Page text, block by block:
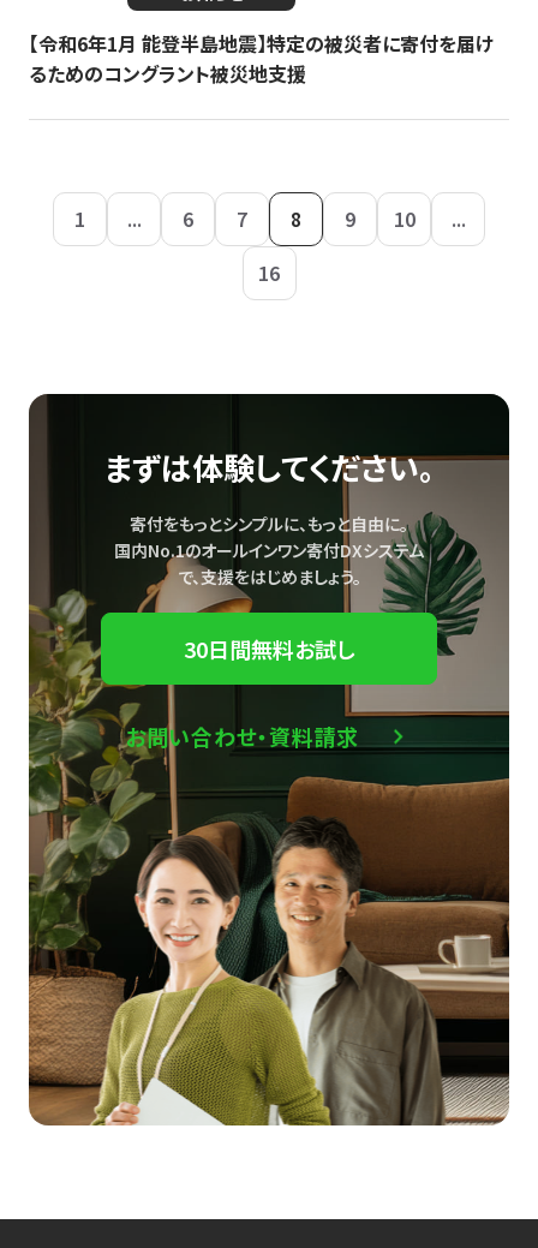
【令和6年1月 能登半島地震】特定の被災者に寄付を届け
るためのコングラント被災地支援
1 ... 6 7 8 9 10
...
16
まずは体験してください。
寄付をもっとシンプルに、もっと自由に。
国内No.1のオールインワン寄付DXシステム
で、支援をはじめましょう。
30日間無料お試し
お問い合わせ・資料請求